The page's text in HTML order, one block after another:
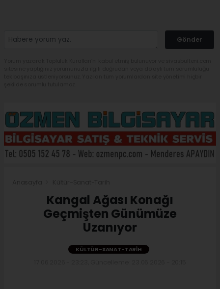
Gönder
Kangal Ağası Konağı
Geçmişten Günümüze
Uzanıyor
KÜLTÜR-SANAT-TARIH